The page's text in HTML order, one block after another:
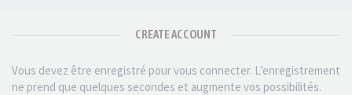
CREATE ACCOUNT
Vous devez être enregistré pour vous connecter. L’enregistrement
ne prend que quelques secondes et augmente vos possibilités.